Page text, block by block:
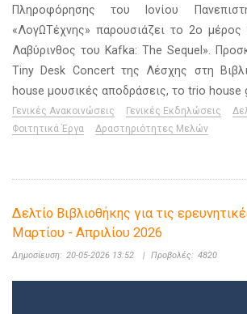
Πληροφόρησης του Ιονίου
«ΛογΩΤέχνης» παρουσιάζει το 2ο μέρος
Λαβύρινθος του Kafka: The Sequel».
Tiny Desk Concert της Λέσχης στη
house μουσικές αποδράσεις, το trio house
Γενικές Ανακοινώσεις Γενικές Εκδηλώσεις
Φοιτητικά Έργα
Δραστηριότητες Μελών
Δελτίο Βιβλιοθήκης για τις
Μαρτίου - Απριλίου 2026
Δημοσίευση: 20-05-2026 13:52 | Προβολές: 4820